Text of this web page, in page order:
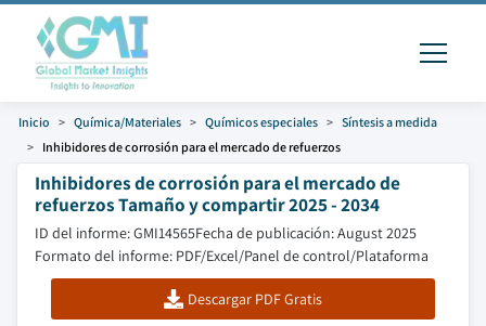
Inicio Química/Materiales Químicos especiales
Síntesis a medida
Inhibidores de corrosión para el mercado de refuerzos
Inhibidores de corrosión para el mercado de
refuerzos Tamaño y compartir 2025 - 2034
ID del informe: GMI14565Fecha de publicación: August 2025
Formato del informe: PDF/Excel/Panel de control/Plataforma
Descargar PDF Gratis